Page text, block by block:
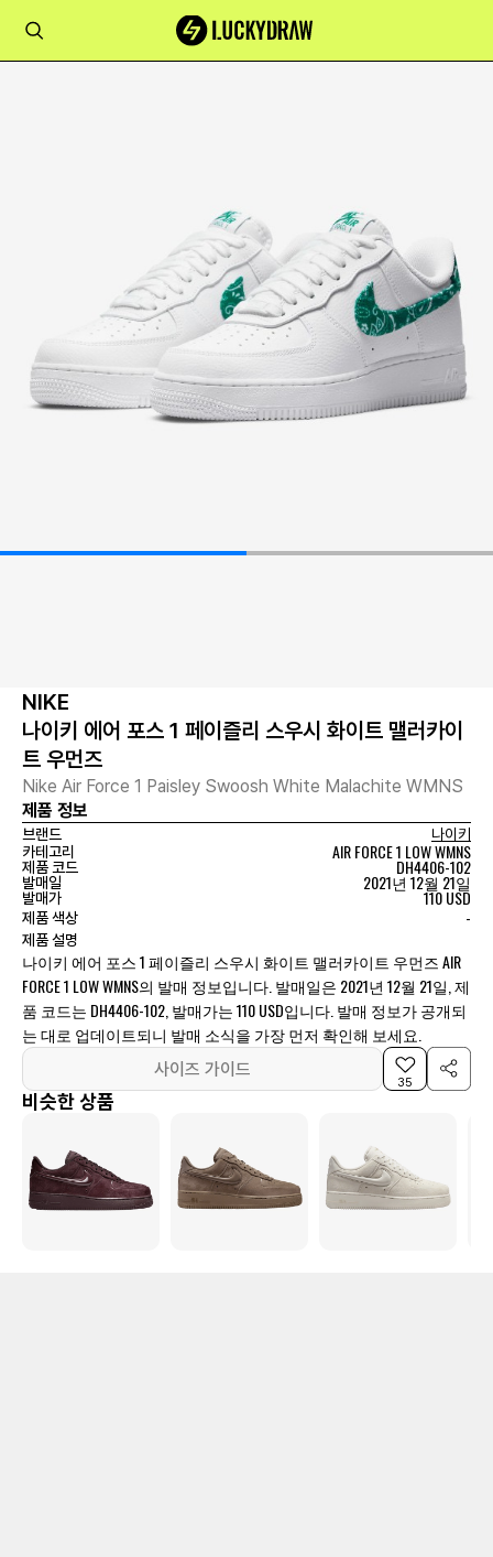
NIKE
나이키 에어 포스 1 페이즐리 스우시 화이트 맬러카이
트 우먼즈
Nike Air Force 1 Paisley Swoosh White Malachite WMNS
제품 정보
브랜드
나이키
카테고리
AIR FORCE 1 LOW WMNS
제품 코드 DH4406-102
발매일 2021년 12월 21일
발매가 110 USD
제품 색상 -
제품 설명
나이키 에어 포스 1 페이즐리 스우시 화이트 맬러카이트 우먼즈 AIR
FORCE 1 LOW WMNS의 발매 정보입니다. 발매일은 2021년 12월 21일, 제
품 코드는 DH4406-102, 발매가는 110 USD입니다. 발매 정보가 공개되
는 대로 업데이트되니 발매 소식을 가장 먼저 확인해 보세요.
사이즈 가이드
35
비슷한 상품